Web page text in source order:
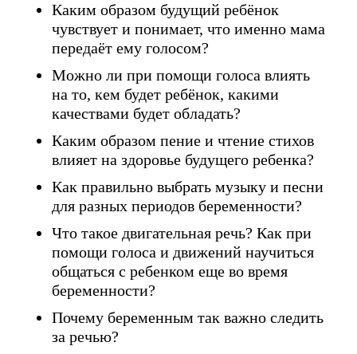
Каким образом будущий ребёнок
чувствует и понимает, что именно мама
передаёт ему голосом?
Можно ли при помощи голоса влиять
на то, кем будет ребёнок, какими
качествами будет обладать?
Каким образом пение и чтение стихов
влияет на здоровье будущего ребенка?
Как правильно выбрать музыку и песни
для разных периодов беременности?
Что такое двигательная речь? Как при
помощи голоса и движений научиться
общаться с ребенком еще во время
беременности?
Почему беременным так важно следить
за речью?